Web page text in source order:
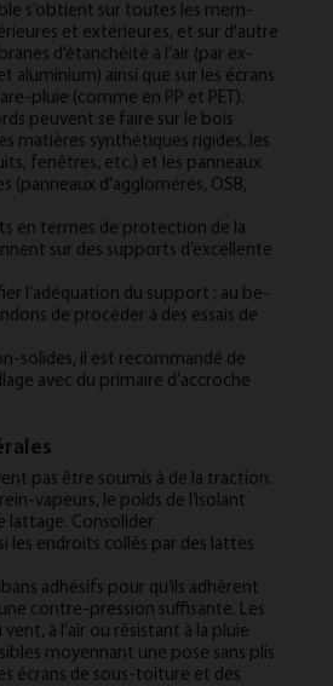
s’ob­tient sur toutes les mem­
et ex­térieures, et sur d'autre
d’étanchéité à l’air (par ex­
alu­mini­um) ain­si que sur les écrans
plu­ie (comme en PP et PET).
peuvent se faire sur le bois
matières syn­thétiques ri­gides, les
fenêtres, etc.) et les pan­neaux
(pan­neaux d'ag­glom­érés, OSB,
en ter­mes de pro­tec­tion de la
sur des sup­ports d’ex­cel­lente
l’adéqua­tion du sup­port ; au be­
de procéder à des es­sais de
solides, il est re­com­mandé de
avec du primaire d’ac­croche
pas être soumis à de la traction.
vapeurs, le poids de l’isolant
lattage. Consolider
les endroits collés par des lattes
adhésifs pour qu’ils adhèrent
contre-pression suffisante. Les
à l’air ou résistant à la pluie
moyennant une pose sans plis
écrans de sous-toiture et des